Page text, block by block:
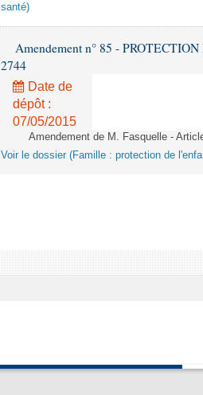
santé)
Amendement n° 85 -
2744
Date de
dépôt :
07/05/2015
Amendement de M. Fasquelle -
Voir le dossier (Famille : protection de